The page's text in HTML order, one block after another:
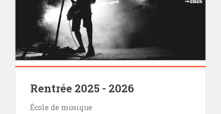
Rentrée 2025 - 2026
École de musique